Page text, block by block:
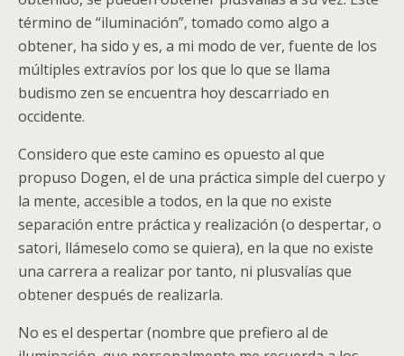
término de “iluminación”, tomado como algo a
obtener, ha sido y es, a mi modo de ver, fuente de los
múltiples extravíos por los que lo que se llama
budismo zen se encuentra hoy descarriado en
occidente.
Considero que este camino es opuesto al que
propuso Dogen, el de una práctica simple del cuerpo y
la mente, accesible a todos, en la que no existe
separación entre práctica y realización (o despertar, o
satori, llámeselo como se quiera), en la que no existe
una carrera a realizar por tanto, ni plusvalías que
obtener después de realizarla.
No es el despertar (nombre que prefiero al de